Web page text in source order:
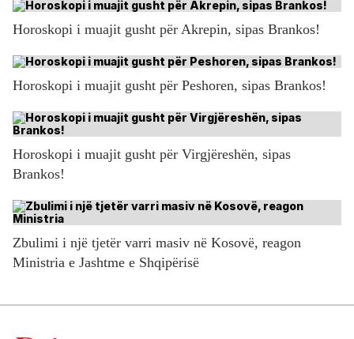
Horoskopi i muajit gusht për Akrepin, sipas Brankos!
Horoskopi i muajit gusht për Peshoren, sipas Brankos!
Horoskopi i muajit gusht për Virgjëreshën, sipas
Brankos!
Zbulimi i një tjetër varri masiv në Kosovë, reagon
Ministria e Jashtme e Shqipërisë